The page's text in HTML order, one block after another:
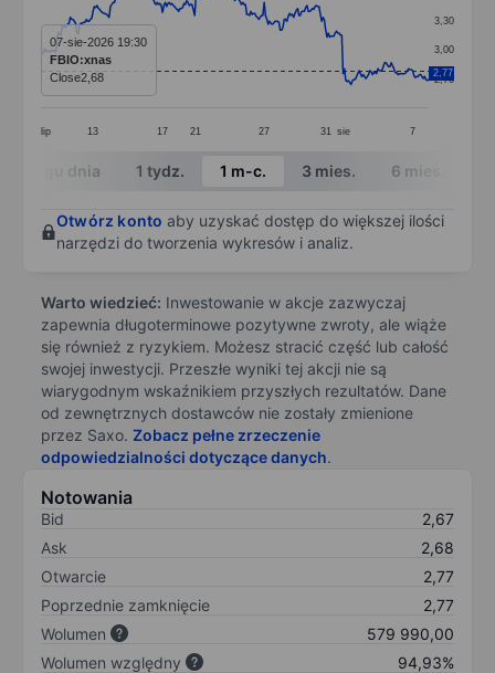
Line chart with 291 data points.
The chart has 1 X axis displaying categories.
The chart has 1 Y axis displaying values. Data
lip 13 17 21 27 31 sie 7
2,70
3,00
3,30
2,77
07-sie-2026 19:30
FBIO:xnas
Close2,68
End of interactive chart.
W ciągu dnia 1 tydz. 1 m-c. 3 mies. 6 mies.
Otwórz konto aby uzyskać dostęp do większej ilości
narzędzi do tworzenia wykresów i analiz.
Warto wiedzieć: Inwestowanie w akcje zazwyczaj
zapewnia długoterminowe pozytywne zwroty, ale wiąże
się również z ryzykiem. Możesz stracić część lub całość
swojej inwestycji. Przeszłe wyniki tej akcji nie są
wiarygodnym wskaźnikiem przyszłych rezultatów. Dane
od zewnętrznych dostawców nie zostały zmienione
przez Saxo. Zobacz pełne zrzeczenie
odpowiedzialności dotyczące danych.
Notowania
Bid
2,67
Ask
2,68
Otwarcie
2,77
Poprzednie zamknięcie
2,77
Wolumen
579 990,00
Wolumen względny
94,93%